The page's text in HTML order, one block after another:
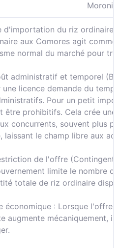
Moroni
d'importation du riz ordinaire
aux Comores agit
normal du marché pour
administratif et temporel
une licence demande du
Pour un petit
être prohibitifs. Cela crée
concurrents, souvent plus
laissant le champ libre aux
de l'offre
limite le nombre
totale de riz ordinaire
économique : Lorsque l'offre
augmente mécaniquement,